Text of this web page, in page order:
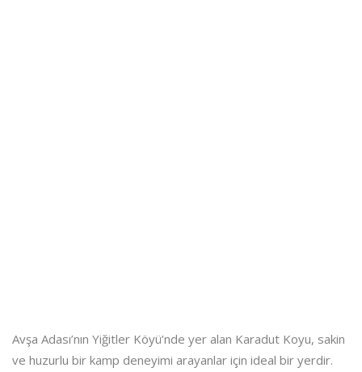
Avşa Adası’nın Yiğitler Köyü’nde yer alan Karadut Koyu, sakin
ve huzurlu bir kamp deneyimi arayanlar için ideal bir yerdir.